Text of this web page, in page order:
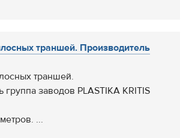
траншей. Производитель
траншей.
группа заводов PLASTIKA KRITIS
...